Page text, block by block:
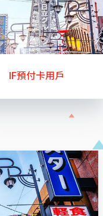
IF預付卡用戶